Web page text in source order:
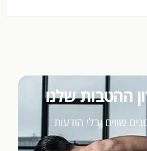
ההטבות שלנו
שווים ובלי הודעות